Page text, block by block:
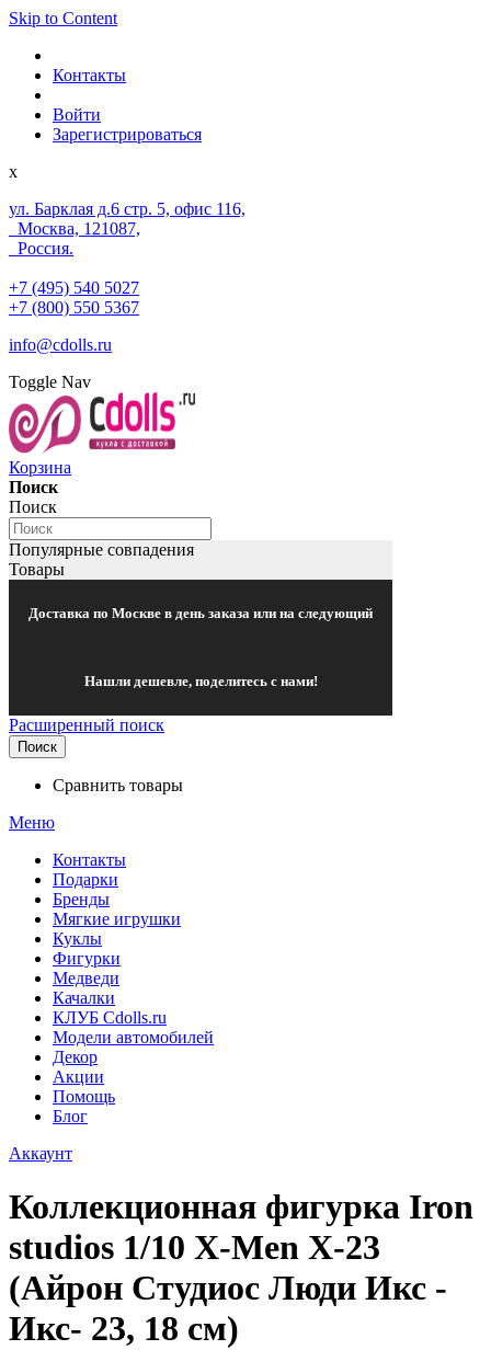
Skip to Content
Контакты
Войти
Зарегистрироваться
x
ул. Барклая д.6 стр. 5, офис 116,
Москва, 121087,
Россия.
+7 (495) 540 5027
+7 (800) 550 5367
info@cdolls.ru
Toggle Nav
Корзина
Поиск
Поиск
Популярные совпадения
Товары
Доставка по Москве в день заказа или на следующий
Нашли дешевле, поделитесь с нами!
Расширенный поиск
Поиск
Сравнить товары
Меню
Контакты
Подарки
Бренды
Мягкие игрушки
Куклы
Фигурки
Медведи
Качалки
КЛУБ Cdolls.ru
Модели автомобилей
Декор
Акции
Помощь
Блог
Аккаунт
Коллекционная фигурка Iron
studios 1/10 X-Men X-23
(Айрон Студиос Люди Икс -
Икс- 23, 18 см)